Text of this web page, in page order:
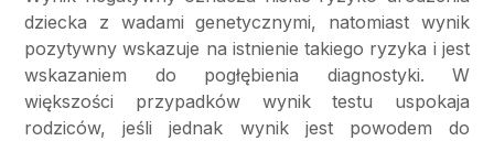
dziecka z wadami genetycznymi, natomiast wynik
pozytywny wskazuje na istnienie takiego ryzyka i jest
wskazaniem do pogłębienia diagnostyki. W
większości przypadków wynik testu uspokaja
rodziców, jeśli jednak wynik jest powodem do